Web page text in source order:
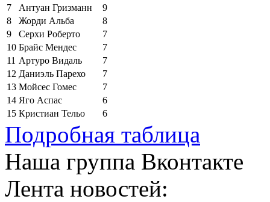
7
Антуан Гризманн
9
8
Жорди Альба
8
9
Серхи Роберто
7
10 Брайс Мендес
7
11 Артуро Видаль
7
12 Даниэль Парехо
7
13 Мойсес Гомес
7
14 Яго Аспас
6
15 Кристиан Тельо 6
Подробная таблица
Наша группа Вконтакте
Лента новостей: